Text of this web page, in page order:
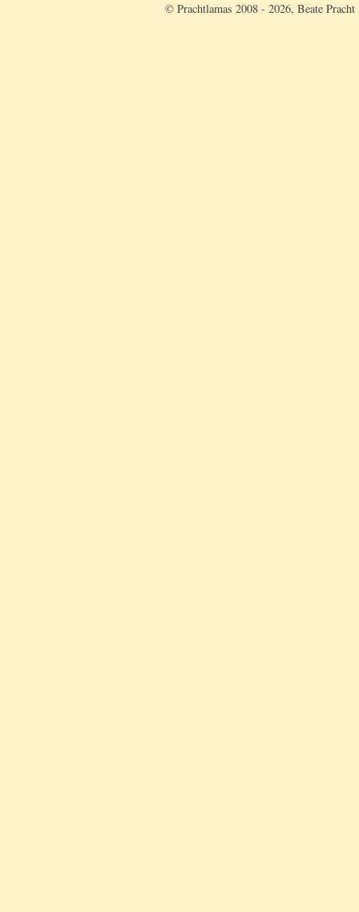
© Prachtlamas 2008 - 2026, Beate Pracht